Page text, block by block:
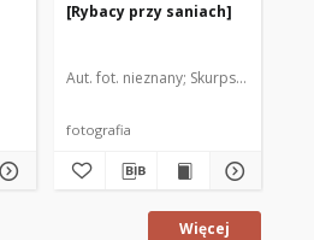
[Rybacy przy saniach]
Aut. fot. nieznany Skurpski,
fotografia
Więcej